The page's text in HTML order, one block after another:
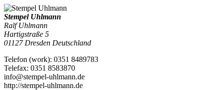
Stempel Uhlmann
Ralf Uhlmann
Hartigstraße 5
01127 Dresden Deutschland
Telefon (work): 0351 8489783
Telefax: 0351 8583870
info@stempel-uhlmann.de
http://stempel-uhlmann.de